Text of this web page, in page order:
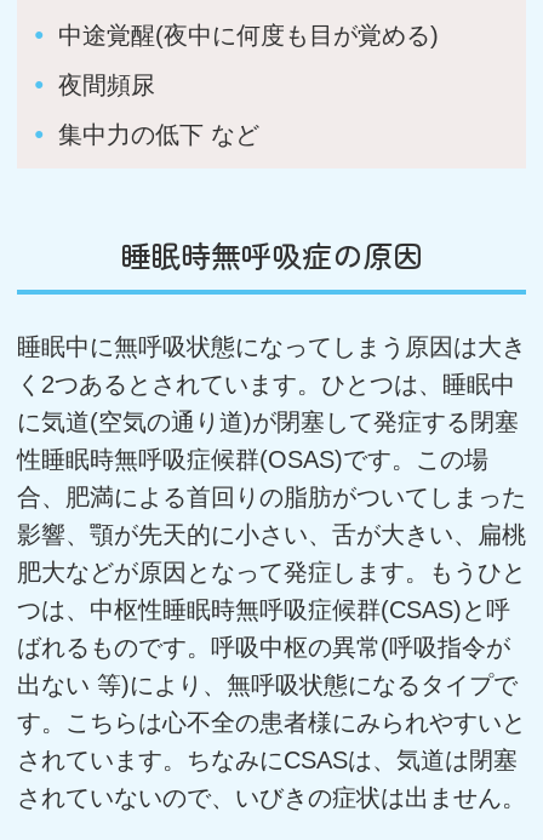
中途覚醒(夜中に何度も目が覚める)
夜間頻尿
集中力の低下 など
睡眠時無呼吸症の原因
睡眠中に無呼吸状態になってしまう原因は大き
く2つあるとされています。ひとつは、睡眠中
に気道(空気の通り道)が閉塞して発症する閉塞
性睡眠時無呼吸症候群(OSAS)です。この場
合、肥満による首回りの脂肪がついてしまった
影響、顎が先天的に小さい、舌が大きい、扁桃
肥大などが原因となって発症します。もうひと
つは、中枢性睡眠時無呼吸症候群(CSAS)と呼
ばれるものです。呼吸中枢の異常(呼吸指令が
出ない 等)により、無呼吸状態になるタイプで
す。こちらは心不全の患者様にみられやすいと
されています。ちなみにCSASは、気道は閉塞
されていないので、いびきの症状は出ません。